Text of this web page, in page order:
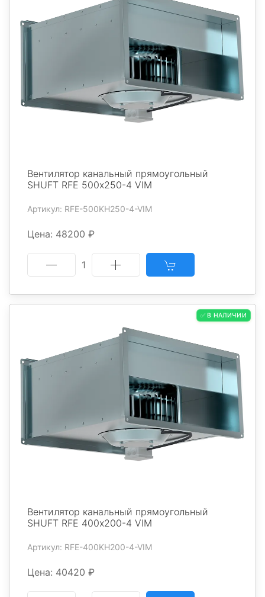
Вентилятор канальный прямоугольный
SHUFT RFE 500х250-4 VIM
Артикул: RFE-500KH250-4-VIM
Цена: 48200 ₽
1
✅ В НАЛИЧИИ
Вентилятор канальный прямоугольный
SHUFT RFE 400х200-4 VIM
Артикул: RFE-400KH200-4-VIM
Цена: 40420 ₽